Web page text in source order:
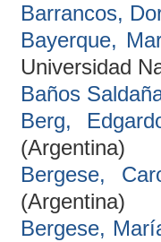
Barrancos,
Bayerque,
Universidad
Baños
Berg,
(Argentina)
Bergese,
(Argentina)
Bergese,